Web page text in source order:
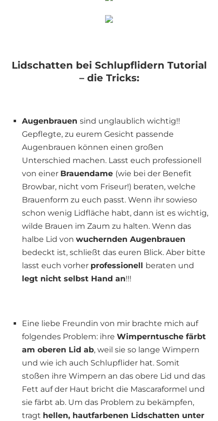
Lidschatten bei Schlupflidern Tutorial
– die Tricks:
Augenbrauen sind unglaublich wichtig!!
Gepflegte, zu eurem Gesicht passende
Augenbrauen können einen großen
Unterschied machen. Lasst euch professionell
von einer Brauendame (wie bei der Benefit
Browbar, nicht vom Friseur!) beraten, welche
Brauenform zu euch passt. Wenn ihr sowieso
schon wenig Lidfläche habt, dann ist es wichtig,
wilde Brauen im Zaum zu halten. Wenn das
halbe Lid von wuchernden Augenbrauen
bedeckt ist, schließt das euren Blick. Aber bitte
lasst euch vorher professionell beraten und
legt nicht selbst Hand an!!!
Eine liebe Freundin von mir brachte mich auf
folgendes Problem: ihre Wimperntusche färbt
am oberen Lid ab, weil sie so lange Wimpern
und wie ich auch Schlupflider hat. Somit
stoßen ihre Wimpern an das obere Lid und das
Fett auf der Haut bricht die Mascaraformel und
sie färbt ab. Um das Problem zu bekämpfen,
tragt hellen, hautfarbenen Lidschatten unter